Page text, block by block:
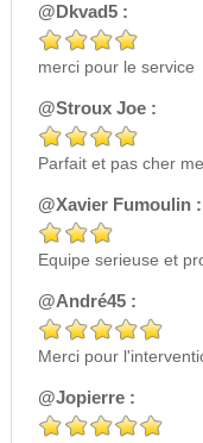
@Dkvad5 :
merci pour le service
@Stroux Joe :
Parfait et pas cher
@Xavier Fumoulin :
Equipe serieuse et
@André45 :
Merci pour
@Jopierre :